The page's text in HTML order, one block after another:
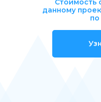
Стоимость
данному
по